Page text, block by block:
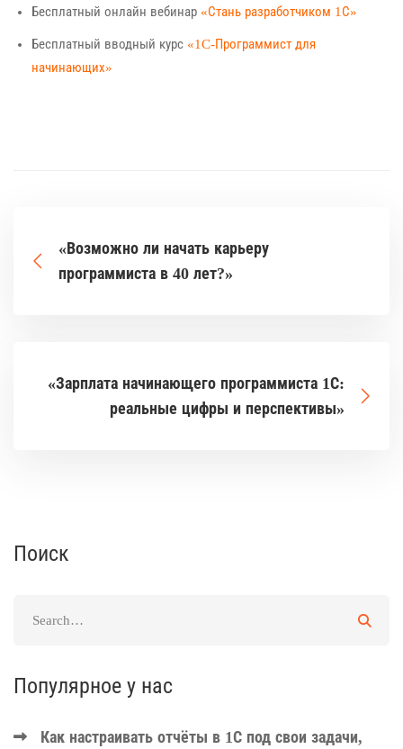
Бесплатный онлайн вебинар «Стань разработчиком 1С»
Бесплатный вводный курс «1C-Программист для
начинающих»
«Возможно ли начать карьеру
программиста в 40 лет?»
«Зарплата начинающего программиста 1С:
реальные цифры и перспективы»
Поиск
Популярное у нас
Как настраивать отчёты в 1С под свои задачи,